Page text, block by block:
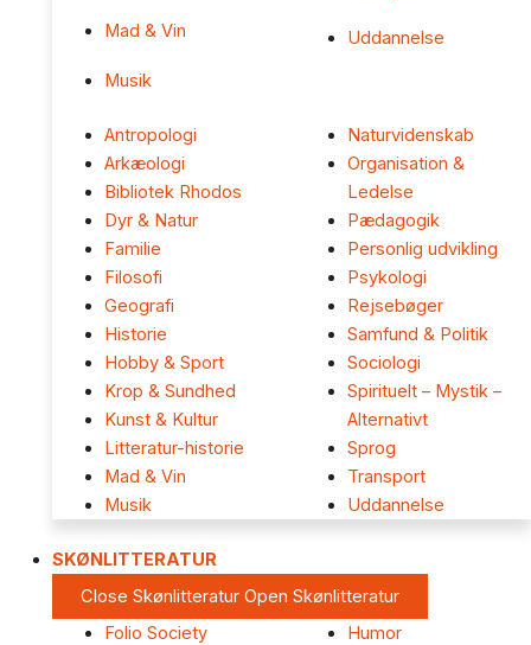
Mad & Vin
Musik
Uddannelse
Antropologi
Arkæologi
Bibliotek Rhodos
Dyr & Natur
Familie
Filosofi
Geografi
Historie
Hobby & Sport
Krop & Sundhed
Kunst & Kultur
Litteratur-historie
Mad & Vin
Musik
Naturvidenskab
Organisation &
Ledelse
Pædagogik
Personlig udvikling
Psykologi
Rejsebøger
Samfund & Politik
Sociologi
Spirituelt – Mystik –
Alternativt
Sprog
Transport
Uddannelse
SKØNLITTERATUR
Close Skønlitteratur Open Skønlitteratur
Folio Society
Humor